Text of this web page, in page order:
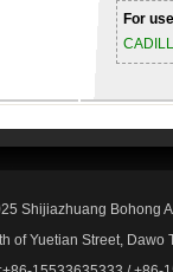
For
Shijiazhuang Bohong
of Yuetian Street,